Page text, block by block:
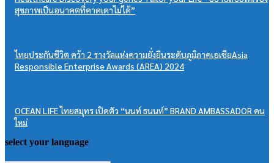
สุขภาพเป็นอนาคตที่คาดเดาไม่ได้”
ไทยประกันชีวิต คว้า 2 รางวัลแห่งความยั่งยืนระดับภูมิภาคเอเชียAsia
Responsible Enterprise Awards (AREA) 2024
OCEAN LIFE ไทยสมุทร เปิดตัว “นนท์ ธนนท์” BRAND AMBASSADOR คน
ใหม่
select your language